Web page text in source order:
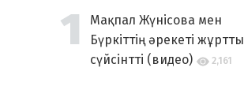
Мақпал Жүнісова мен
Бүркіттің әрекеті жұртты
сүйсінтті (видео)
2,161